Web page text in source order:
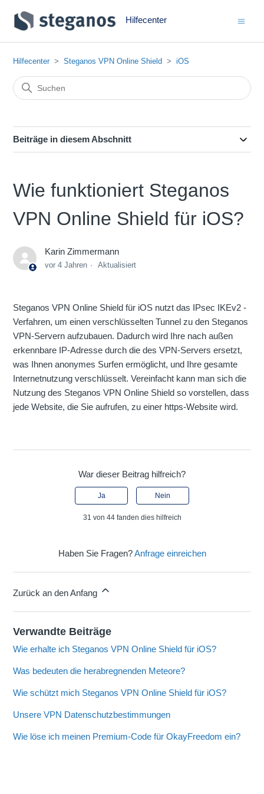
Hilfecenter
Hilfecenter Steganos VPN Online Shield iOS
Beiträge in diesem Abschnitt
Wie funktioniert Steganos
VPN Online Shield für iOS?
Karin Zimmermann
vor 4 Jahren Aktualisiert
Steganos VPN Online Shield für iOS nutzt das IPsec IKEv2 -
Verfahren, um einen verschlüsselten Tunnel zu den Steganos
VPN-Servern aufzubauen. Dadurch wird Ihre nach außen
erkennbare IP-Adresse durch die des VPN-Servers ersetzt,
was Ihnen anonymes Surfen ermöglicht, und Ihre gesamte
Internetnutzung verschlüsselt. Vereinfacht kann man sich die
Nutzung des Steganos VPN Online Shield so vorstellen, dass
jede Website, die Sie aufrufen, zu einer https-Website wird.
War dieser Beitrag hilfreich?
Ja Nein
31 von 44 fanden dies hilfreich
Haben Sie Fragen?Anfrage einreichen
Zurück an den Anfang
Verwandte Beiträge
Wie erhalte ich Steganos VPN Online Shield für iOS?
Was bedeuten die herabregnenden Meteore?
Wie schützt mich Steganos VPN Online Shield für iOS?
Unsere VPN Datenschutzbestimmungen
Wie löse ich meinen Premium-Code für OkayFreedom ein?